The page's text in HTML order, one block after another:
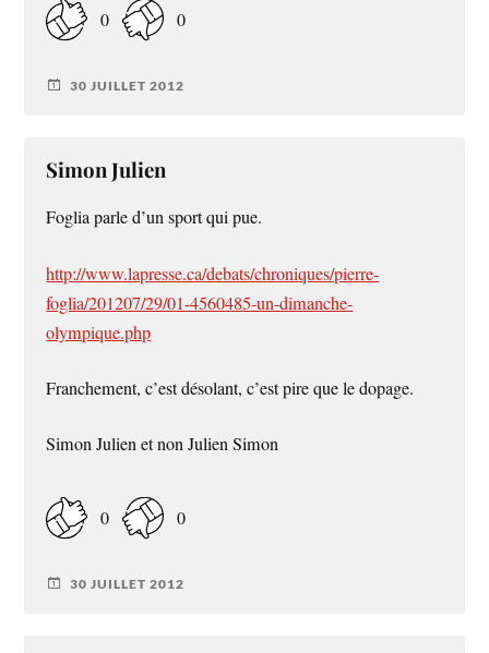
0 0
30 JUILLET 2012
Simon Julien
Foglia parle d’un sport qui pue.
http://www.lapresse.ca/debats/chroniques/pierre-
foglia/201207/29/01-4560485-un-dimanche-
olympique.php
Franchement, c’est désolant, c’est pire que le dopage.
Simon Julien et non Julien Simon
0 0
30 JUILLET 2012